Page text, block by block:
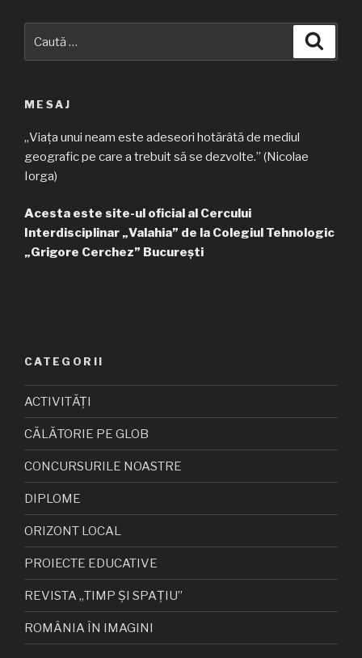
MESAJ
„Viața unui neam este adeseori hotărâtă de mediul
geografic pe care a trebuit să se dezvolte.” (Nicolae
Iorga)
Acesta este site-ul oficial al Cercului
Interdisciplinar „Valahia” de la Colegiul Tehnologic
„Grigore Cerchez” București
CATEGORII
ACTIVITĂȚI
CĂLĂTORIE PE GLOB
CONCURSURILE NOASTRE
DIPLOME
ORIZONT LOCAL
PROIECTE EDUCATIVE
REVISTA „TIMP ȘI SPAȚIU”
ROMÂNIA ÎN IMAGINI